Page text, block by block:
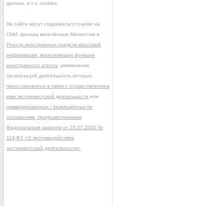
данных, в т.ч. cookies.
На сайте могут содержаться ссылки на
СМИ, физлиц включённые Минюстом в
Реестр иностранных средств массовой
информации, выполняющих функции
иностранного агента , упоминания
организаций деятельность которых
приостановлена в связи с осуществлением
ими экстремистской деятельности или
ликвидированных / запрещённых по
основаниям, предусмотренным
Федеральным законом от 25.07.2002 №
114-ФЗ «О противодействии
экстремистской деятельности»